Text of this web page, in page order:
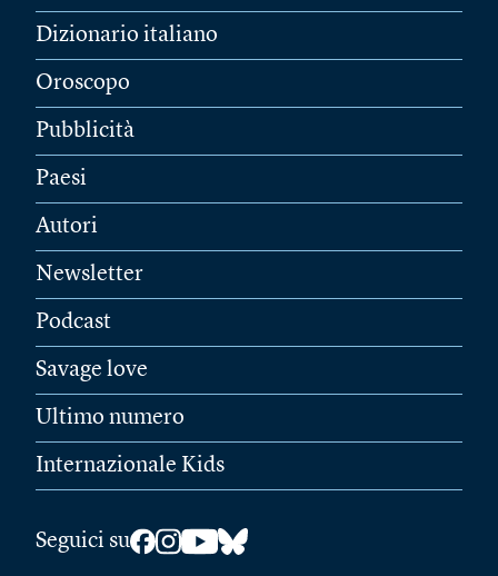
Dizionario italiano
Oroscopo
Pubblicità
Paesi
Autori
Newsletter
Podcast
Savage love
Ultimo numero
Internazionale Kids
Seguici su